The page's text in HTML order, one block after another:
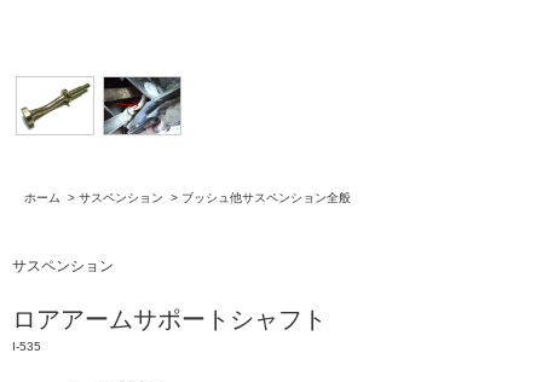
ホーム > サスペンション > ブッシュ他サスペンション全般
サスペンション
ロアアームサポートシャフト
I-535